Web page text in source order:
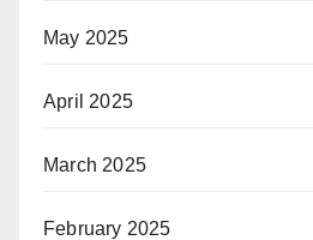
May 2025
April 2025
March 2025
February 2025